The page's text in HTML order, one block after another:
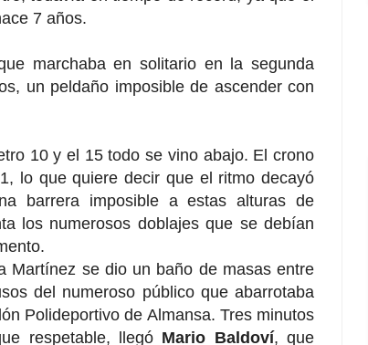
7 años.
marchaba en solitario en la segunda
un peldaño imposible de ascender con
10 y el 15 todo se vino abajo. El crono
lo que quiere decir que el ritmo decayó
barrera imposible a estas alturas de
los numerosos doblajes que se debían
Martínez se dio un baño de masas entre
del numeroso público que abarrotaba
Polideportivo de Almansa. Tres minutos
respetable, llegó Mario Baldoví, que